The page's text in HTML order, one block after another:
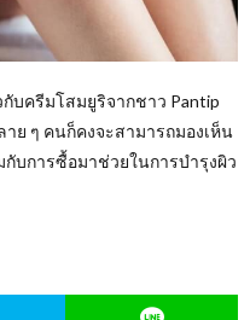
บครีมโสมยูริจากชาว Pantip
ย ๆ คนก็คงจะสามารถมองเห็น
บการซื้อมาช่วยในการบำรุงผิว